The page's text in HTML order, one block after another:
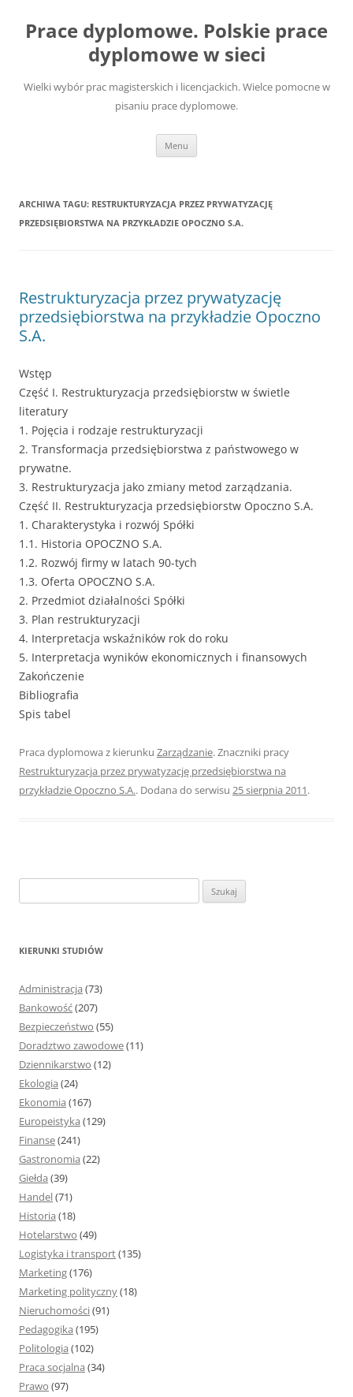
treści
Prace dyplomowe. Polskie prace
dyplomowe w sieci
Wielki wybór prac magisterskich i licencjackich. Wielce pomocne w
pisaniu prace dyplomowe.
Menu
ARCHIWA TAGU: RESTRUKTURYZACJA PRZEZ PRYWATYZACJĘ
PRZEDSIĘBIORSTWA NA PRZYKŁADZIE OPOCZNO S.A.
Restrukturyzacja przez prywatyzację
przedsiębiorstwa na przykładzie Opoczno
S.A.
Wstęp
Część I. Restrukturyzacja przedsiębiorstw w świetle
literatury
1. Pojęcia i rodzaje restrukturyzacji
2. Transformacja przedsiębiorstwa z państwowego w
prywatne.
3. Restrukturyzacja jako zmiany metod zarządzania.
Część II. Restrukturyzacja przedsiębiorstw Opoczno S.A.
1. Charakterystyka i rozwój Spółki
1.1. Historia OPOCZNO S.A.
1.2. Rozwój firmy w latach 90-tych
1.3. Oferta OPOCZNO S.A.
2. Przedmiot działalności Spółki
3. Plan restrukturyzacji
4. Interpretacja wskaźników rok do roku
5. Interpretacja wyników ekonomicznych i finansowych
Zakończenie
Bibliografia
Spis tabel
Praca dyplomowa z kierunku Zarządzanie. Znaczniki pracy
Restrukturyzacja przez prywatyzację przedsiębiorstwa na
przykładzie Opoczno S.A.. Dodana do serwisu 25 sierpnia 2011.
z
KIERUNKI STUDIÓW
Administracja (73)
Bankowość(207)
Bezpieczeństwo (55)
Doradztwo zawodowe(11)
Dziennikarstwo (12)
Ekologia (24)
Ekonomia (167)
Europeistyka (129)
Finanse(241)
Gastronomia (22)
Giełda (39)
Handel(71)
Historia (18)
Hotelarstwo (49)
Logistyka i transport(135)
Marketing(176)
Marketing polityczny(18)
Nieruchomości(91)
Pedagogika (195)
Politologia (102)
Praca socjalna (34)
Prawo (97)